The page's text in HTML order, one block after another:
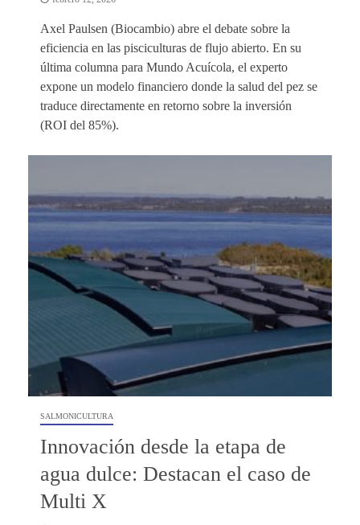
Axel Paulsen (Biocambio) abre el debate sobre la
eficiencia en las pisciculturas de flujo abierto. En su
última columna para Mundo Acuícola, el experto
expone un modelo financiero donde la salud del pez se
traduce directamente en retorno sobre la inversión
(ROI del 85%).
SALMONICULTURA
Innovación desde la etapa de
agua dulce: Destacan el caso de
Multi X